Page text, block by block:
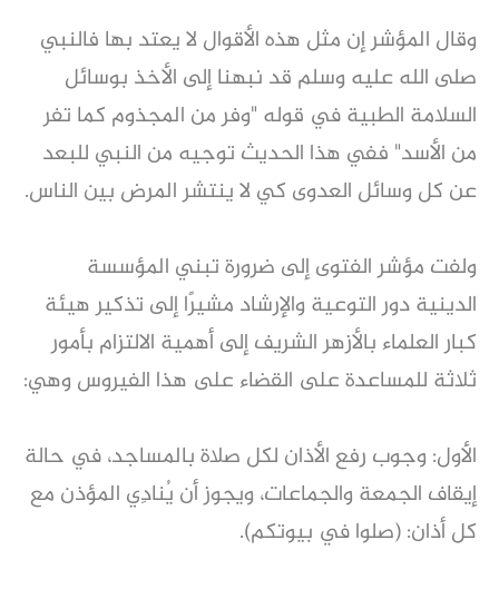
وقال المؤشر إن مثل هذه الأقوال لا يعتد بها فالنبي
صلى الله عليه وسلم قد نبهنا إلى الأخذ بوسائل
السلامة الطبية في قوله "وفر من المجذوم كما تفر
من الأسد" ففي هذا الحديث توجيه من النبي للبعد
عن كل وسائل العدوى كي لا ينتشر المرض بين الناس.
ولفت مؤشر الفتوى إلى ضرورة تبني المؤسسة
الدينية دور التوعية والإرشاد مشيرًا إلى تذكير هيئة
كبار العلماء بالأزهر الشريف إلى أهمية الالتزام بأمور
ثلاثة للمساعدة على القضاء على هذا الفيروس وهي:
الأول: وجوب رفع الأذان لكل صلاة بالمساجد، في حالة
إيقاف الجمعة والجماعات، ويجوز أن يُنادِي المؤذن مع
كل أذان: (صلوا في بيوتكم).